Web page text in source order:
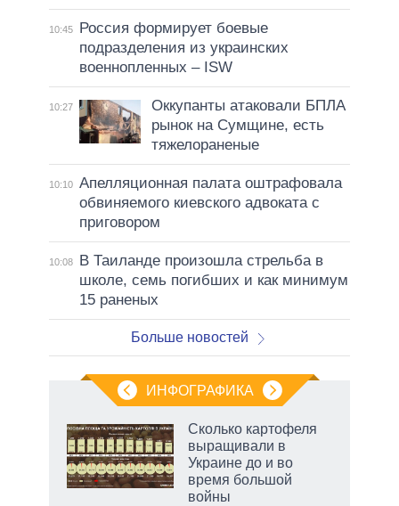
10:45
Россия формирует боевые
подразделения из украинских
военнопленных – ISW
10:27
Оккупанты атаковали БПЛА
рынок на Сумщине, есть
тяжелораненые
10:10 Апелляционная палата оштрафовала
обвиняемого киевского адвоката с
приговором
10:08
В Таиланде произошла стрельба в
школе, семь погибших и как минимум
15 раненых
Больше новостей
ИНФОГРАФИКА
Сколько картофеля
выращивали в
Украине до и во
время большой
войны